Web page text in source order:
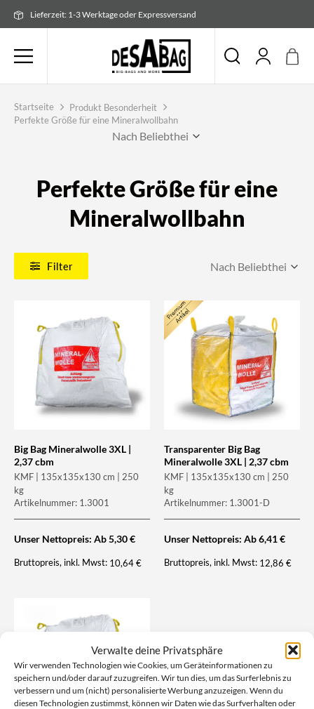
Verwalte deine Privatsphäre
Wir verwenden Technologien wie Cookies, um Geräteinformationen zu
speichern und/oder darauf zuzugreifen. Wir tun dies, um das Surferlebnis zu
verbessern und um (nicht) personalisierte Werbung anzuzeigen. Wenn du
diesen Technologien zustimmst, können wir Daten wie das Surfverhalten oder
Inhalt
Lieferzeit: 1-3 Werktage oder Expressversand
Startseite
Produkt Besonderheit
Perfekte Größe für eine Mineralwollbahn
Perfekte Größe für eine
Mineralwollbahn
Filter
Big Bag Mineralwolle 3XL |
2,37 cbm
KMF | 135x135x130 cm | 250
kg
Artikelnummer: 1.3001
Unser Nettopreis: Ab5,30€
Bruttopreis, inkl. Mwst: 10,64€
Transparenter Big Bag
Mineralwolle 3XL | 2,37 cbm
KMF | 135x135x130 cm | 250
kg
Artikelnummer: 1.3001-D
Unser Nettopreis: Ab6,41€
Bruttopreis, inkl. Mwst: 12,86€